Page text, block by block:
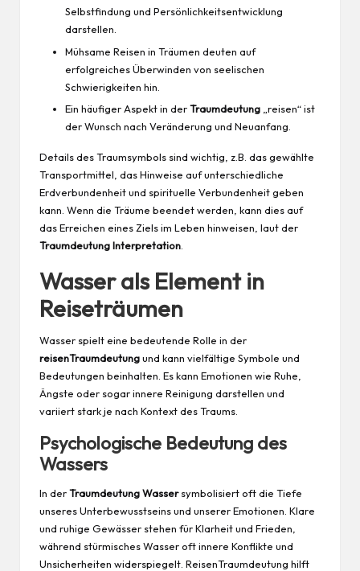
Selbstfindung und Persönlichkeitsentwicklung
darstellen.
Mühsame Reisen in Träumen deuten auf
erfolgreiches Überwinden von seelischen
Schwierigkeiten hin.
Ein häufiger Aspekt in derTraumdeutung „reisen“ ist
der Wunsch nach Veränderung und Neuanfang.
Details des Traumsymbols sind wichtig, z.B. das gewählte
Transportmittel, das Hinweise auf unterschiedliche
Erdverbundenheit und spirituelle Verbundenheit geben
kann. Wenn die Träume beendet werden, kann dies auf
das Erreichen eines Ziels im Leben hinweisen, laut der
Traumdeutung Interpretation
Wasser als Element in
Reiseträumen
Wasser spielt eine bedeutende Rolle in der
reisenTraumdeutungund kann vielfältige Symbole und
Bedeutungen beinhalten. Es kann Emotionen wie Ruhe,
Ängste oder sogar innere Reinigung darstellen und
variiert stark je nach Kontext des Traums.
Psychologische Bedeutung des
Wassers
In derTraumdeutung Wassersymbolisiert oft die Tiefe
unseres Unterbewusstseins und unserer Emotionen. Klare
und ruhige Gewässer stehen für Klarheit und Frieden,
während stürmisches Wasser oft innere Konflikte und
Unsicherheiten widerspiegelt. ReisenTraumdeutung hilft